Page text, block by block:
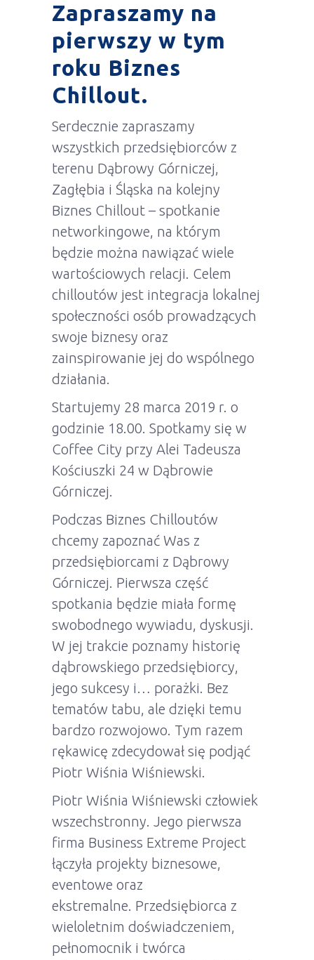
Zapraszamy na
pierwszy w tym
roku Biznes
Chillout.
Serdecznie zapraszamy
wszystkich przedsiębiorców z
terenu Dąbrowy Górniczej,
Zagłębia i Śląska na kolejny
Biznes Chillout – spotkanie
networkingowe, na którym
będzie można nawiązać wiele
wartościowych relacji. Celem
chilloutów jest integracja lokalnej
społeczności osób prowadzących
swoje biznesy oraz
zainspirowanie jej do wspólnego
działania.
Startujemy 28 marca 2019 r. o
godzinie 18.00. Spotkamy się w
Coffee City przy Alei Tadeusza
Kościuszki 24 w Dąbrowie
Górniczej.
Podczas Biznes Chilloutów
chcemy zapoznać Was z
przedsiębiorcami z Dąbrowy
Górniczej. Pierwsza część
spotkania będzie miała formę
swobodnego wywiadu, dyskusji.
W jej trakcie poznamy historię
dąbrowskiego przedsiębiorcy,
jego sukcesy i… porażki. Bez
tematów tabu, ale dzięki temu
bardzo rozwojowo. Tym razem
rękawicę zdecydował się podjąć
Piotr Wiśnia Wiśniewski.
Piotr Wiśnia Wiśniewski człowiek
wszechstronny. Jego pierwsza
firma Business Extreme Project
łączyła projekty biznesowe,
eventowe oraz
ekstremalne. Przedsiębiorca z
wieloletnim doświadczeniem,
pełnomocnik i twórca